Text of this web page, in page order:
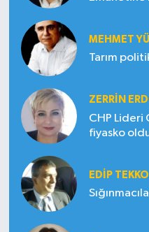
MEHMET
Tarım
ZERRIN
CHP Lideri
fiyasko oldu
EDIP